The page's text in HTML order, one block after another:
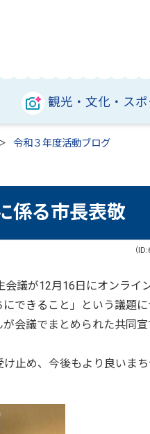
観光・文化・ス
令和３年度活動ブログ
係る市長表敬
（
会議が12月16日にオンライ
できること」という議題
会議でまとめられた共同
止め、今後もより良いま